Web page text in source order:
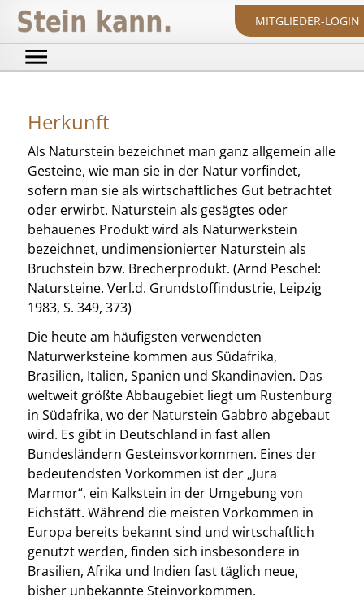
MITGLIEDER-LOGIN
Herkunft
Als Naturstein bezeichnet man ganz allgemein alle
Gesteine, wie man sie in der Natur vorfindet,
sofern man sie als wirtschaftliches Gut betrachtet
oder erwirbt. Naturstein als gesägtes oder
behauenes Produkt wird als Naturwerkstein
bezeichnet, undimensionierter Naturstein als
Bruchstein bzw. Brecherprodukt. (Arnd Peschel:
Natursteine. Verl.d. Grundstoffindustrie, Leipzig
1983, S. 349, 373)
Die heute am häufigsten verwendeten
Naturwerksteine kommen aus Südafrika,
Brasilien, Italien, Spanien und Skandinavien. Das
weltweit größte Abbaugebiet liegt um Rustenburg
in Südafrika, wo der Naturstein Gabbro abgebaut
wird. Es gibt in Deutschland in fast allen
Bundesländern Gesteinsvorkommen. Eines der
bedeutendsten Vorkommen ist der „Jura
Marmor“, ein Kalkstein in der Umgebung von
Eichstätt. Während die meisten Vorkommen in
Europa bereits bekannt sind und wirtschaftlich
genutzt werden, finden sich insbesondere in
Brasilien, Afrika und Indien fast täglich neue,
bisher unbekannte Steinvorkommen.